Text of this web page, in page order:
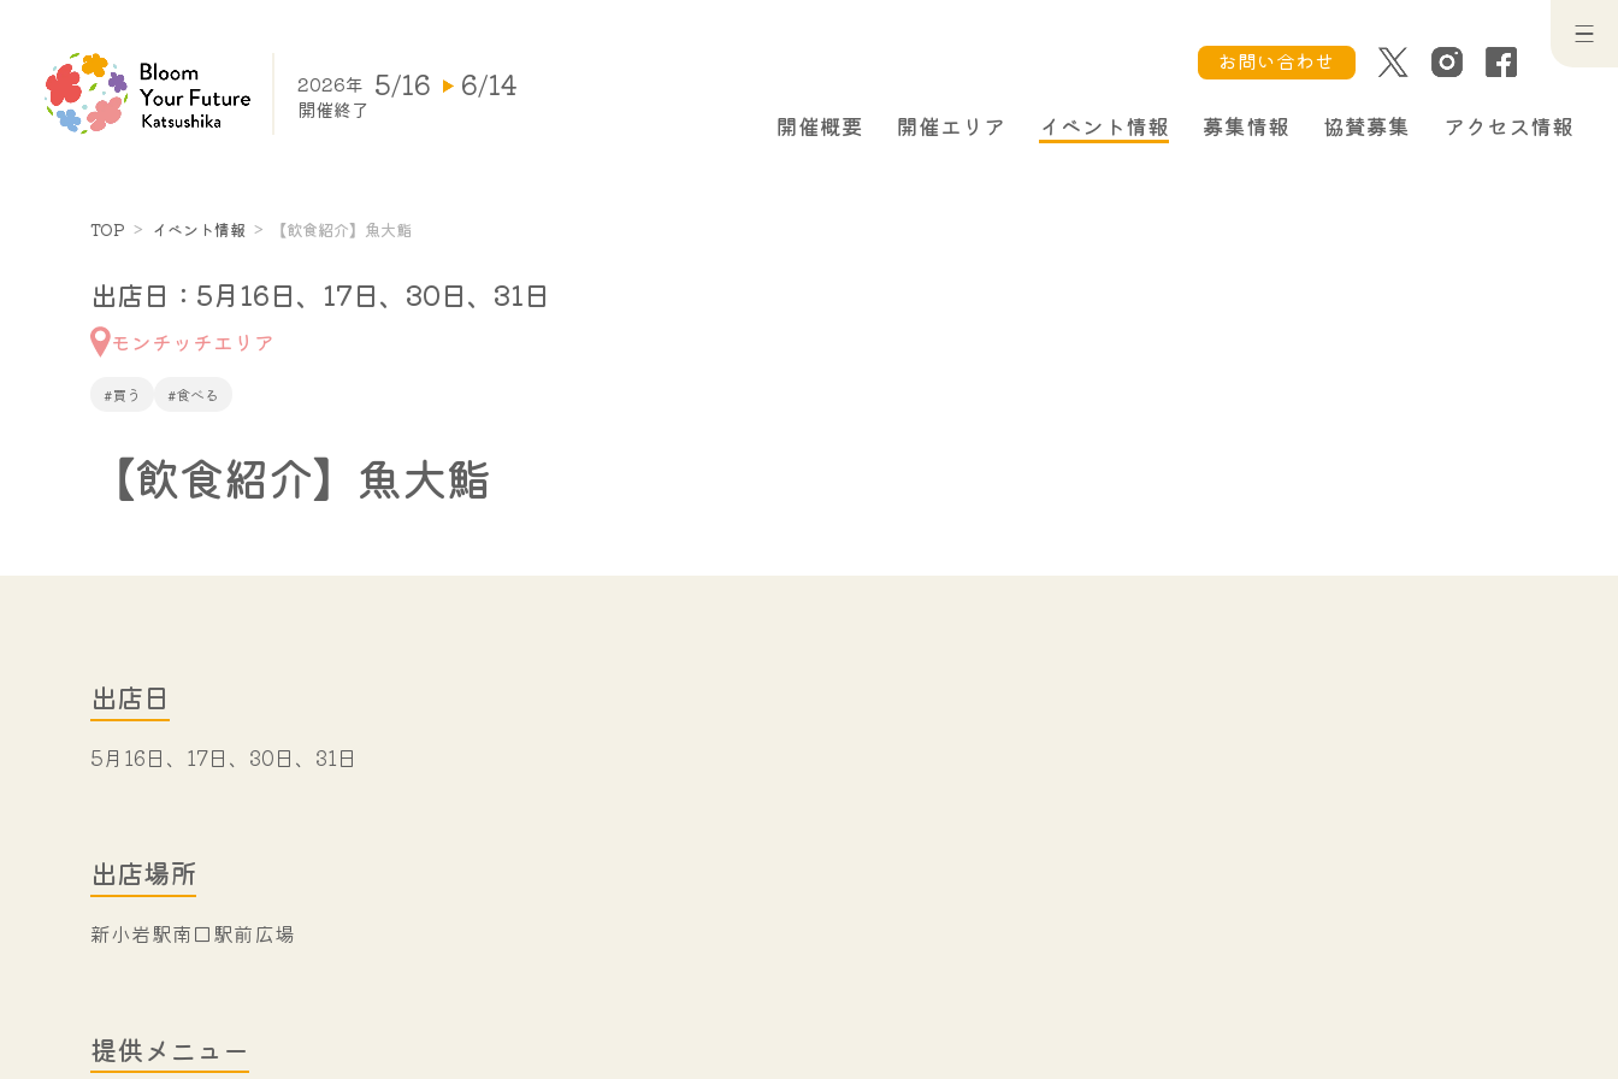
2026年 5/16 6/14
開催終了
お問い合わせ
開催概要 開催エリア イベント情報 募集情報 協賛募集 アクセス情報
TOP イベント情報 【飲食紹介】魚大鮨
出店日：5月16日、17日、30日、31日
モンチッチエリア
#買う #食べる
【飲食紹介】魚大鮨
出店日
5月16日、17日、30日、31日
出店場所
新小岩駅南口駅前広場
提供メニュー